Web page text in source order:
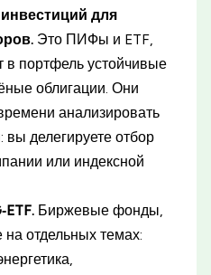
для
Это ПИФы и ETF,
в портфель устойчивые
облигации. Они
анализировать
вы делегируете отбор
или индексной
Биржевые фонды,
отдельных темах: